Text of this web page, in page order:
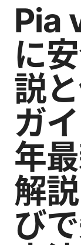
Pia
に
説
ガ
年
解
び